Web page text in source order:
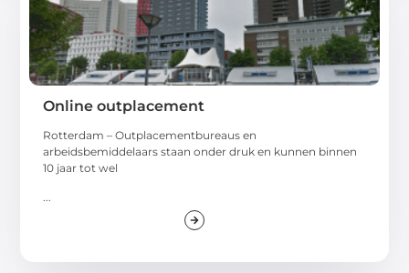
Online outplacement
Rotterdam – Outplacementbureaus en
arbeidsbemiddelaars staan onder druk en kunnen binnen
10 jaar tot wel
...